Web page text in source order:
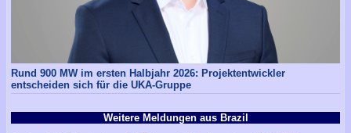
Rund 900 MW im ersten Halbjahr 2026: Projektentwickler
entscheiden sich für die UKA-Gruppe
Weitere Meldungen aus Brazil